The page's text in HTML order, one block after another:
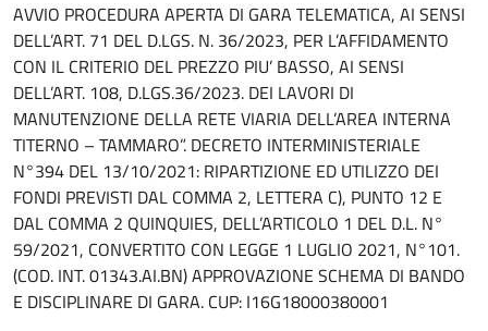
AVVIO PROCEDURA APERTA DI GARA TELEMATICA, AI SENSI
DELL’ART. 71 DEL D.LGS. N. 36/2023, PER L’AFFIDAMENTO
CON IL CRITERIO DEL PREZZO PIU’ BASSO, AI SENSI
DELL’ART. 108, D.LGS.36/2023. DEI LAVORI DI
MANUTENZIONE DELLA RETE VIARIA DELL’AREA INTERNA
TITERNO – TAMMARO”. DECRETO INTERMINISTERIALE
N°394 DEL 13/10/2021: RIPARTIZIONE ED UTILIZZO DEI
FONDI PREVISTI DAL COMMA 2, LETTERA C), PUNTO 12 E
DAL COMMA 2 QUINQUIES, DELL’ARTICOLO 1 DEL D.L. N°
59/2021, CONVERTITO CON LEGGE 1 LUGLIO 2021, N°101.
(COD. INT. 01343.AI.BN) APPROVAZIONE SCHEMA DI BANDO
E DISCIPLINARE DI GARA. CUP: I16G18000380001